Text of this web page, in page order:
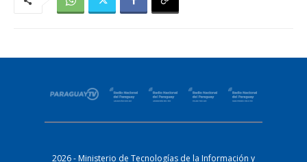
2026 - Ministerio de Tecnologías de la Información y